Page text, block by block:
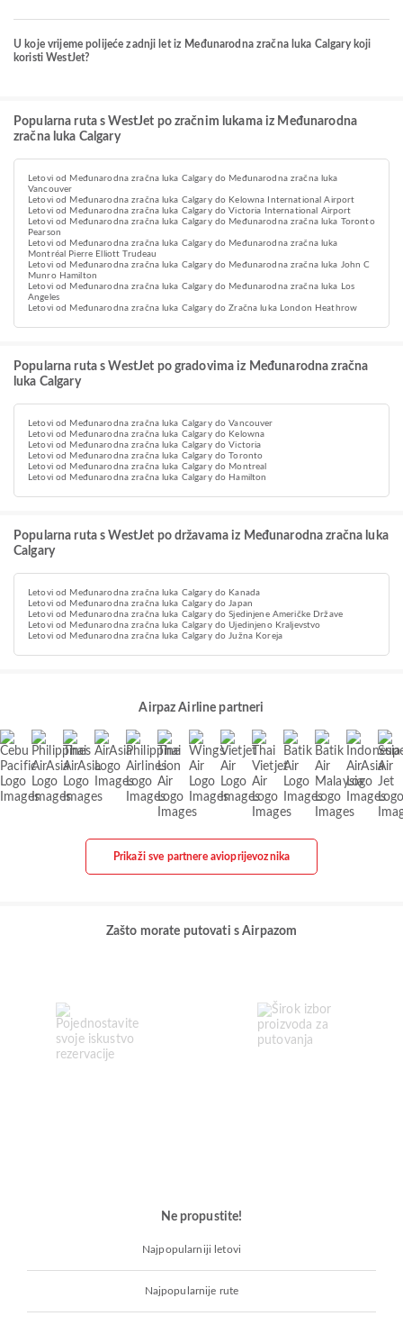
U koje vrijeme polijeće zadnji let iz Međunarodna zračna luka Calgary koji
koristi WestJet?
Popularna ruta s WestJet po zračnim lukama iz Međunarodna
zračna luka Calgary
Letovi od Međunarodna zračna luka Calgary do Međunarodna zračna luka
Vancouver
Letovi od Međunarodna zračna luka Calgary do Kelowna International Airport
Letovi od Međunarodna zračna luka Calgary do Victoria International Airport
Letovi od Međunarodna zračna luka Calgary do Međunarodna zračna luka Toronto
Pearson
Letovi od Međunarodna zračna luka Calgary do Međunarodna zračna luka
Montréal Pierre Elliott Trudeau
Letovi od Međunarodna zračna luka Calgary do Međunarodna zračna luka John C
Munro Hamilton
Letovi od Međunarodna zračna luka Calgary do Međunarodna zračna luka Los
Angeles
Letovi od Međunarodna zračna luka Calgary do Zračna luka London Heathrow
Popularna ruta s WestJet po gradovima iz Međunarodna zračna
luka Calgary
Letovi od Međunarodna zračna luka Calgary do Vancouver
Letovi od Međunarodna zračna luka Calgary do Kelowna
Letovi od Međunarodna zračna luka Calgary do Victoria
Letovi od Međunarodna zračna luka Calgary do Toronto
Letovi od Međunarodna zračna luka Calgary do Montreal
Letovi od Međunarodna zračna luka Calgary do Hamilton
Popularna ruta s WestJet po državama iz Međunarodna zračna luka
Calgary
Letovi od Međunarodna zračna luka Calgary do Kanada
Letovi od Međunarodna zračna luka Calgary do Japan
Letovi od Međunarodna zračna luka Calgary do Sjedinjene Američke Države
Letovi od Međunarodna zračna luka Calgary do Ujedinjeno Kraljevstvo
Letovi od Međunarodna zračna luka Calgary do Južna Koreja
Airpaz Airline partneri
Prikaži sve partnere avioprijevoznika
Zašto morate putovati s Airpazom
Ne propustite!
Najpopularniji letovi
Najpopularnije rute